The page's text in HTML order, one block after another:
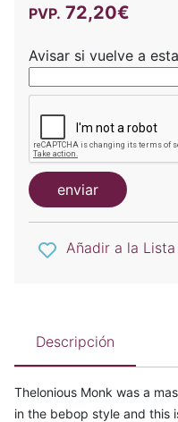
PVP. 72,20€
Avisar si vuelve a
enviar
Añadir a la
Descripción
Thelonious Monk was a
in the bebop style and this